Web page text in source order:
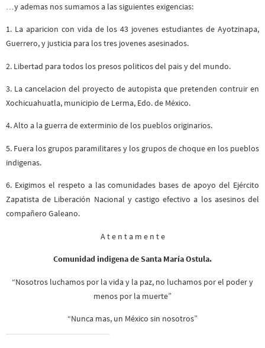
…y ademas nos sumamos a las siguientes exigencias:
1. La aparicion con vida de los 43 jovenes estudiantes de Ayotzinapa,
Guerrero, y justicia para los tres jovenes asesinados.
2. Libertad para todos los presos politicos del pais y del mundo.
3. La cancelacion del proyecto de autopista que pretenden contruir en
Xochicuahuatla, municipio de Lerma, Edo. de México.
4. Alto a la guerra de exterminio de los pueblos originarios.
5. Fuera los grupos paramilitares y los grupos de choque en los pueblos
indigenas.
6. Exigimos el respeto a las comunidades bases de apoyo del Ejército
Zapatista de Liberación Nacional y castigo efectivo a los asesinos del
compañero Galeano.
A t e n t a m e n t e
Comunidad indigena de Santa María Ostula.
“Nosotros luchamos por la vida y la paz, no luchamos por el poder y
menos por la muerte”
“Nunca mas, un México sin nosotros”